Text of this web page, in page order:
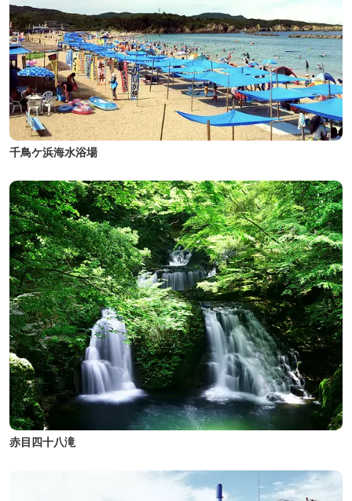
千鳥ケ浜海水浴場
赤目四十八滝